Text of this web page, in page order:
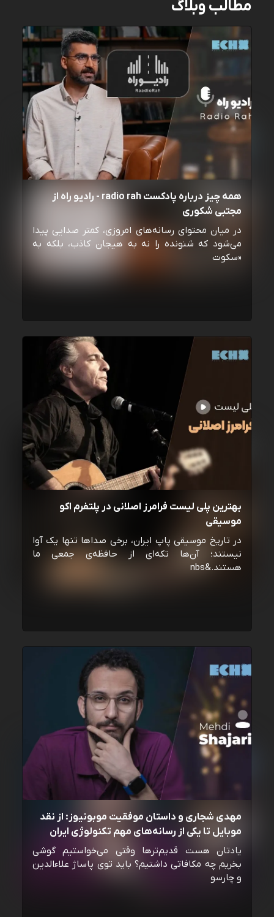
مطالب وبلاگ
همه چیز درباره پادکست radio rah - رادیو راه از
مجتبی شکوری
در میان محتوای رسانه‌های امروزی، کمتر صدایی پیدا
می‌شود که شنونده را نه به هیجان کاذب، بلکه به
«سکوت
بهترین پلی لیست فرامرز اصلانی در پلتفرم اکو
موسیقی
در تاریخ موسیقی پاپ ایران، برخی صداها تنها یک آوا
نیستند؛ آن‌ها تکه‌ای از حافظه‌ی جمعی ما
هستند.&nbs
مهدی شجاری و داستان موفقیت موبونیوز: از نقد
موبایل تا یکی از رسانه‌‌های مهم تکنولوژی ایران
یادتان هست قدیم‌ترها وقتی می‌خواستیم گوشی
بخریم چه مکافاتی داشتیم؟ باید توی پاساژ علاءالدین
و چارسو